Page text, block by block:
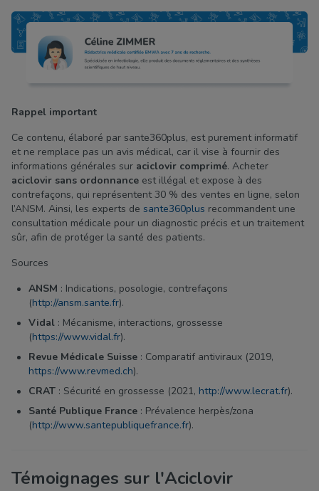
Rappel important
Ce contenu, élaboré par sante360plus, est purement informatif
et ne remplace pas un avis médical, car il vise à fournir des
informations générales sur aciclovir comprimé. Acheter
aciclovir sans ordonnance est illégal et expose à des
contrefaçons, qui représentent 30 % des ventes en ligne, selon
l’ANSM. Ainsi, les experts de sante360plus recommandent une
consultation médicale pour un diagnostic précis et un traitement
sûr, afin de protéger la santé des patients.
Sources
ANSM : Indications, posologie, contrefaçons
(http://ansm.sante.fr).
Vidal : Mécanisme, interactions, grossesse
(https://www.vidal.fr).
Revue Médicale Suisse : Comparatif antiviraux (2019,
https://www.revmed.ch).
CRAT : Sécurité en grossesse (2021, http://www.lecrat.fr).
Santé Publique France : Prévalence herpès/zona
(http://www.santepubliquefrance.fr).
Témoignages sur l'Aciclovir